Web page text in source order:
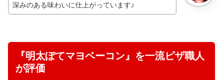
深みのある味わいに仕上がっています♪
『明太ぽてマヨベーコン』を一流ピザ職人
が評価